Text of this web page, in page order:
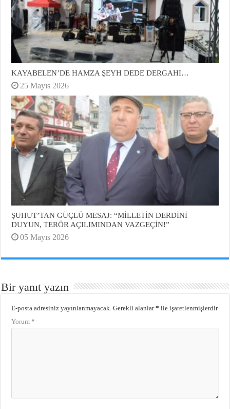
KAYABELEN’DE HAMZA ŞEYH DEDE DERGAHI…
25 Mayıs 2026
ŞUHUT’TAN GÜÇLÜ MESAJ: “MİLLETİN DERDİNİ
DUYUN, TERÖR AÇILIMINDAN VAZGEÇİN!”
05 Mayıs 2026
Bir yanıt yazın
E-posta adresiniz yayınlanmayacak. Gerekli alanlar* ile işaretlenmişlerdir
Yorum*